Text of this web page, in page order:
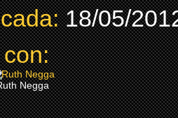
18/05/
Negga